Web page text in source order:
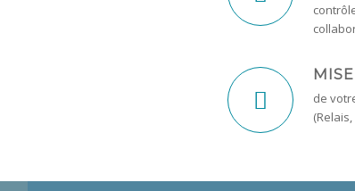
de